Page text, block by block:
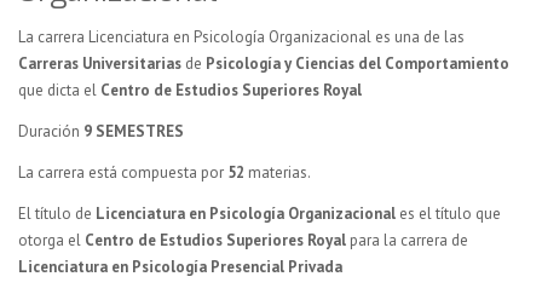
La carrera Licenciatura en Psicología Organizacional es una de las
Carreras Universitarias de Psicología y Ciencias del Comportamiento
que dicta el Centro de Estudios Superiores Royal
Duración 9 SEMESTRES
La carrera está compuesta por 52 materias.
El título de Licenciatura en Psicología Organizacional es el título que
otorga el Centro de Estudios Superiores Royal para la carrera de
Licenciatura en Psicología Presencial Privada